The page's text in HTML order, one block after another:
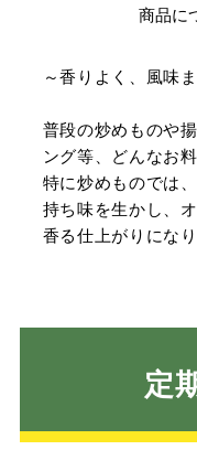
商品に
～香りよく、風味
普段の炒めものや
ング等、どんなお
特に炒めものでは
持ち味を生かし、
香る仕上がりになり
定